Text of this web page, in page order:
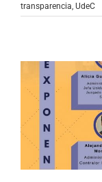
transparencia UdeC